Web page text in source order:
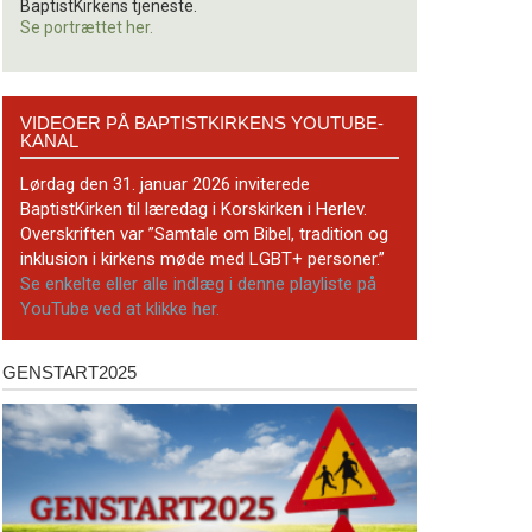
BaptistKirkens tjeneste.
Se portrættet her.
BaptistKirkens
YouTube-
kanal
VIDEOER PÅ BAPTISTKIRKENS YOUTUBE-
KANAL
Lørdag den 31. januar 2026 inviterede
BaptistKirken til læredag i Korskirken i Herlev.
Overskriften var ”Samtale om Bibel, tradition og
inklusion i kirkens møde med LGBT+ personer.”
Se enkelte eller alle indlæg i denne playliste på
YouTube ved at klikke her.
Genstart2025
GENSTART2025